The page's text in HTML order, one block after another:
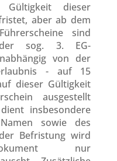
dieser
aber ab dem
sind
sog. 3. EG-
von der
- auf 15
dieser Gültigkeit
ausgestellt
insbesondere
sowie des
Befristung wird
nur